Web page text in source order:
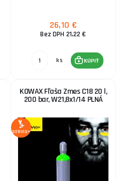
26,10 €
Bez DPH 21,22 €
ks KÚPIŤ
KOWAX Fľaša Zmes C18 20 l,
200 bar, W21,8x1/14 PLNÁ
SERVIS+